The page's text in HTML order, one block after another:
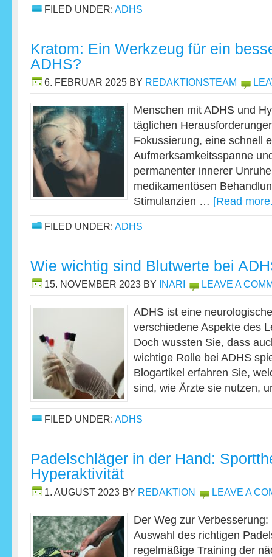
FILED UNDER: ADHS
Kratom: Ein Werkzeug für ein
ADHS?
6. FEBRUAR 2025 BY REDAKTIONSTEAM
Menschen mit ADHS und
täglichen
Fokussierung, eine schnell
Aufmerksamkeitsspanne
permanenter innerer
medikamentösen
Stimulanzien … [Read
FILED UNDER: ADHS
Wie wichtig sind Blutwerte bei
15. NOVEMBER 2023 BY INARI LEAVE A
ADHS ist eine
verschiedene Aspekte des
Doch wussten Sie, dass
wichtige Rolle bei ADHS
Blogartikel erfahren Sie,
sind, wie Ärzte sie nutzen,
FILED UNDER: ADHS
Padelschläger in der Hand:
Hyperaktivität
1. AUGUST 2023 BY REDAKTION LEAVE A
Der Weg zur
Auswahl des richtigen
regelmäßige Training der